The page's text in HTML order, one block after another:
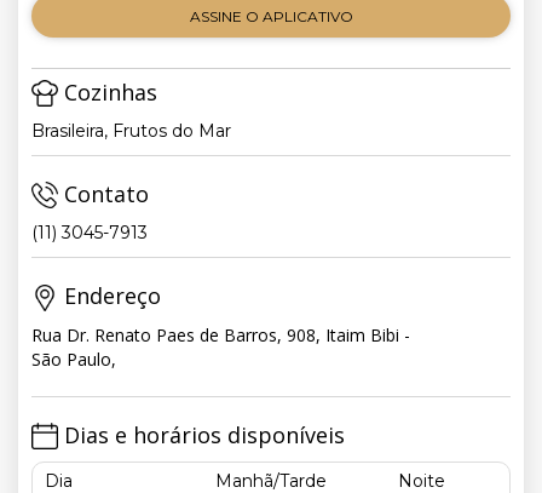
ASSINE O APLICATIVO
Cozinhas
Brasileira, Frutos do Mar
Contato
(11) 3045-7913
Endereço
Rua Dr. Renato Paes de Barros, 908, Itaim Bibi -
São Paulo,
Dias e horários disponíveis
Dia Manhã/Tarde
Noite